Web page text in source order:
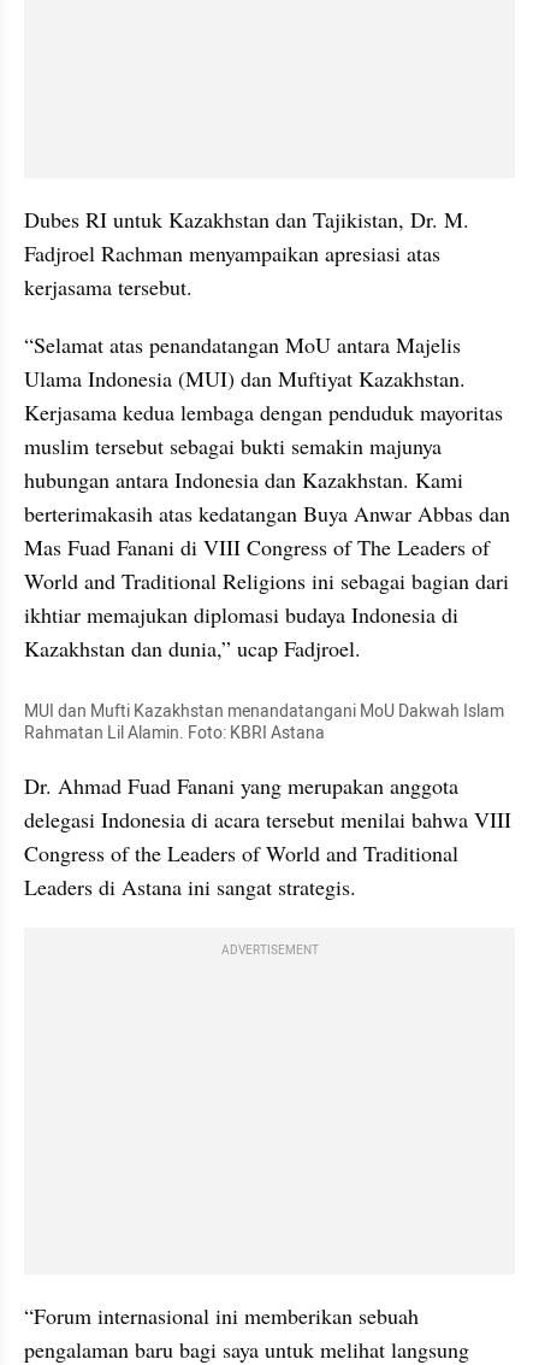
Dubes RI untuk Kazakhstan dan Tajikistan, Dr. M.
Fadjroel Rachman menyampaikan apresiasi atas
kerjasama tersebut.
“Selamat atas penandatangan MoU antara Majelis
Ulama Indonesia (MUI) dan Muftiyat Kazakhstan.
Kerjasama kedua lembaga dengan penduduk mayoritas
muslim tersebut sebagai bukti semakin majunya
hubungan antara Indonesia dan Kazakhstan. Kami
berterimakasih atas kedatangan Buya Anwar Abbas dan
Mas Fuad Fanani di VIII Congress of The Leaders of
World and Traditional Religions ini sebagai bagian dari
ikhtiar memajukan diplomasi budaya Indonesia di
Kazakhstan dan dunia,” ucap Fadjroel.
MUI dan Mufti Kazakhstan menandatangani MoU Dakwah Islam
Rahmatan Lil Alamin. Foto: KBRI Astana
Dr. Ahmad Fuad Fanani yang merupakan anggota
delegasi Indonesia di acara tersebut menilai bahwa VIII
Congress of the Leaders of World and Traditional
Leaders di Astana ini sangat strategis.
ADVERTISEMENT
“Forum internasional ini memberikan sebuah
pengalaman baru bagi saya untuk melihat langsung